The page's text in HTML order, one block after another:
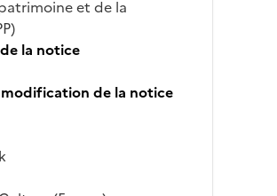
et de la
la notice
de la notice